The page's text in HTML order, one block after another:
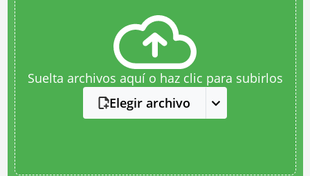
Suelta archivos aquí o haz clic para subirlos
Elegir archivo